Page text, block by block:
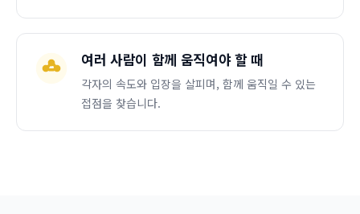
여러 사람이 함께 움직여야 할 때
각자의 속도와 입장을 살피며, 함께 움직일 수 있는
접점을 찾습니다.